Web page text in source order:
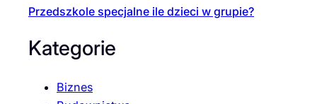
Przedszkole specjalne ile dzieci w grupie?
Kategorie
Biznes